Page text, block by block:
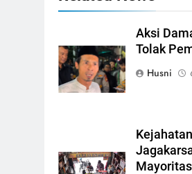
Aksi
Tolak
Husni